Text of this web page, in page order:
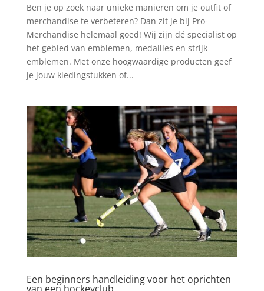
Ben je op zoek naar unieke manieren om je outfit of
merchandise te verbeteren? Dan zit je bij Pro-
Merchandise helemaal goed! Wij zijn dé specialist op
het gebied van emblemen, medailles en strijk
emblemen. Met onze hoogwaardige producten geef
je jouw kledingstukken of...
Een beginners handleiding voor het oprichten